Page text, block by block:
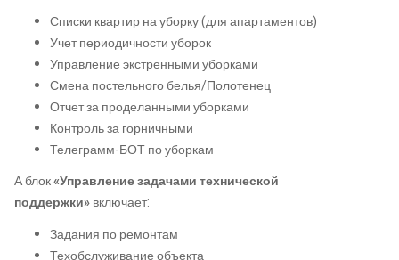
Списки квартир на уборку (для апартаментов)
Учет периодичности уборок
Управление экстренными уборками
Смена постельного белья/Полотенец
Отчет за проделанными уборками
Контроль за горничными
Телеграмм-БОТ по уборкам
А блок«Управление задачами технической
поддержки»включает:
Задания по ремонтам
Техобслуживание объекта